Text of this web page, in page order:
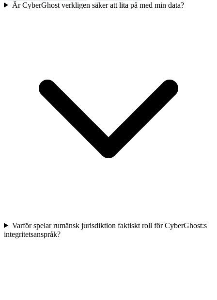
Är CyberGhost verkligen säker att lita på med min data?
Varför spelar rumänsk jurisdiktion faktiskt roll för CyberGhost:s
integritetsanspråk?